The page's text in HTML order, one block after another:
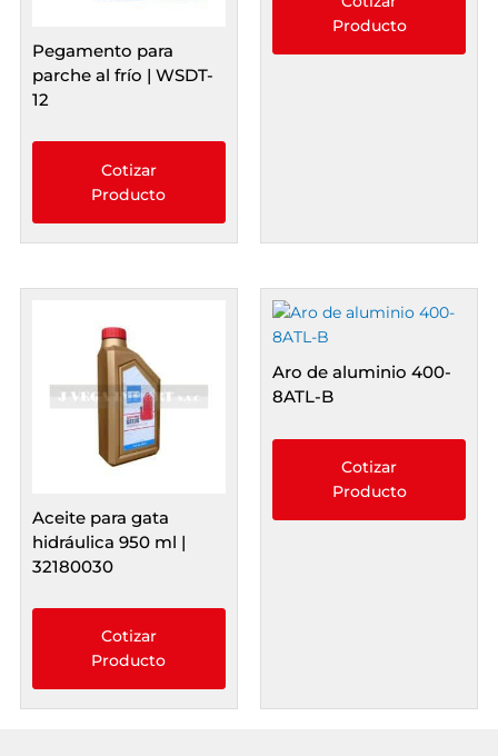
Pegamento para
parche al frío | WSDT-
12
Cotizar
Producto
Producto
Aceite para gata
hidráulica 950 ml |
32180030
Cotizar
Producto
Aro de aluminio 400-
8ATL-B
Cotizar
Producto